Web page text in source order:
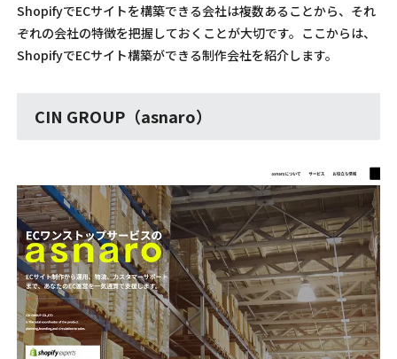
ShopifyでECサイトを構築できる会社は複数あることから、それ
ぞれの会社の特徴を把握しておくことが大切です。ここからは、
ShopifyでECサイト構築ができる制作会社を紹介します。
CIN GROUP（asnaro）